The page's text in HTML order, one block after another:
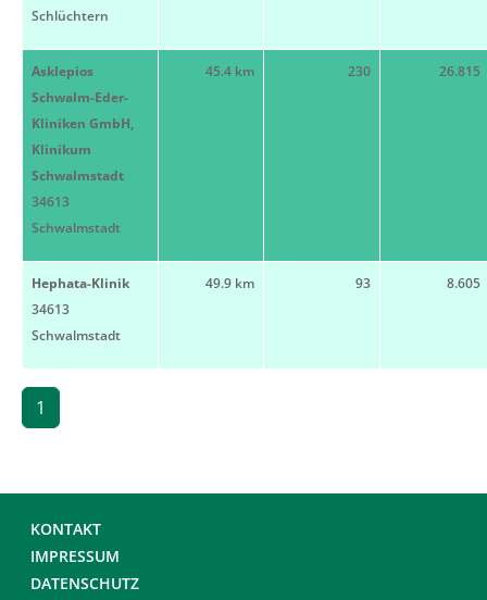
Schlüchtern
Asklepios
Schwalm-Eder-
Kliniken GmbH,
Klinikum
Schwalmstadt
34613
Schwalmstadt
45.4 km 230 26.815
Hephata-Klinik
34613
Schwalmstadt
49.9 km 93 8.605
1
KONTAKT
IMPRESSUM
DATENSCHUTZ